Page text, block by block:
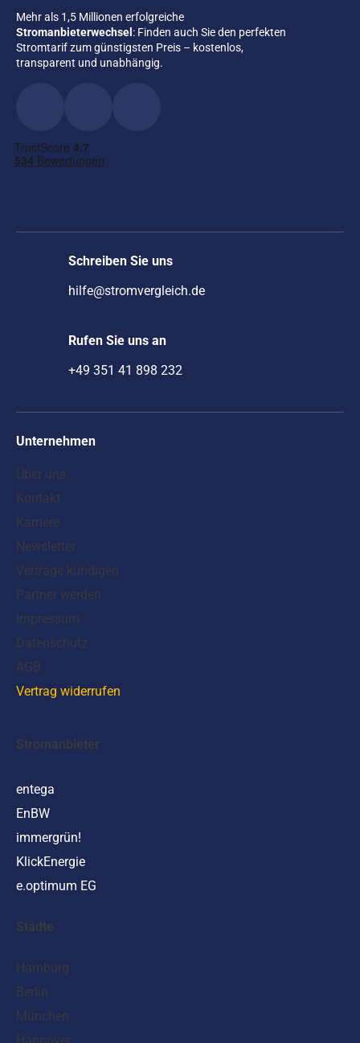
Mehr als 1,5 Millionen erfolgreiche
Stromanbieterwechsel : Finden auch Sie den perfekten
Stromtarif zum günstigsten Preis – kostenlos,
transparent und unabhängig.
Schreiben Sie uns
hilfe@stromvergleich.de
Rufen Sie uns an
+49 351 41 898 232
Unternehmen
Über uns
Kontakt
Karriere
Newsletter
Verträge kündigen
Partner werden
Impressum
Datenschutz
AGB
Vertrag widerrufen
Stromanbieter
entega
EnBW
immergrün!
KlickEnergie
e.optimum EG
Städte
Hamburg
Berlin
München